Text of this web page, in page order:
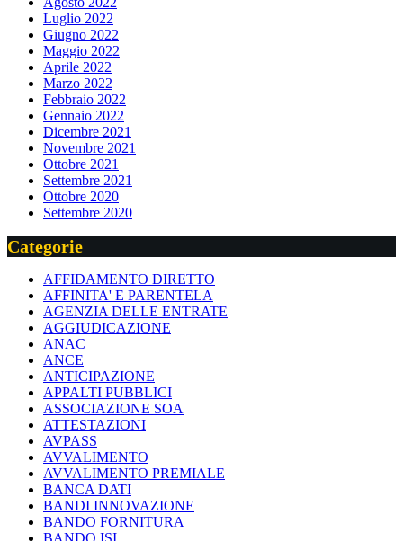
Luglio 2022
Giugno 2022
Maggio 2022
Aprile 2022
Marzo 2022
Febbraio 2022
Gennaio 2022
Dicembre 2021
Novembre 2021
Ottobre 2021
Settembre 2021
Ottobre 2020
Settembre 2020
Categorie
AFFIDAMENTO DIRETTO
AFFINITA' E PARENTELA
AGENZIA DELLE ENTRATE
AGGIUDICAZIONE
ANAC
ANCE
ANTICIPAZIONE
APPALTI PUBBLICI
ASSOCIAZIONE SOA
ATTESTAZIONI
AVPASS
AVVALIMENTO
AVVALIMENTO PREMIALE
BANCA DATI
BANDI INNOVAZIONE
BANDO FORNITURA